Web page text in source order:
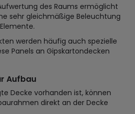
des Raums ermöglicht
sehr gleichmäßige Beleuchtung
werden häufig auch spezielle
Panels an Gipskartondecken
Aufbau
Decke vorhanden ist, können
direkt an der Decke